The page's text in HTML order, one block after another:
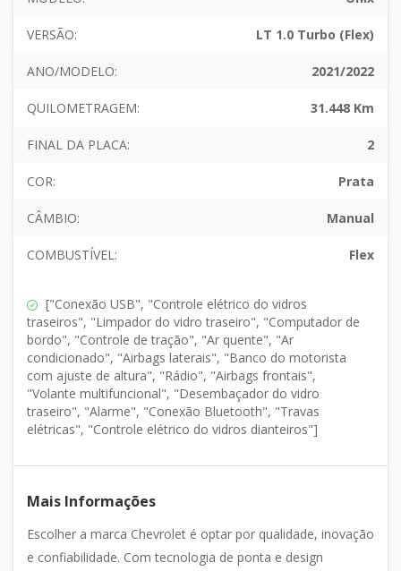
VERSÃO: LT 1.0 Turbo (Flex)
ANO/MODELO: 2021/2022
QUILOMETRAGEM: 31.448 Km
FINAL DA PLACA: 2
COR: Prata
CÂMBIO: Manual
COMBUSTÍVEL: Flex
["Conexão USB", "Controle elétrico do vidros
traseiros", "Limpador do vidro traseiro", "Computador de
bordo", "Controle de tração", "Ar quente", "Ar
condicionado", "Airbags laterais", "Banco do motorista
com ajuste de altura", "Rádio", "Airbags frontais",
"Volante multifuncional", "Desembaçador do vidro
traseiro", "Alarme", "Conexão Bluetooth", "Travas
elétricas", "Controle elétrico do vidros dianteiros"]
Mais Informações
Escolher a marca Chevrolet é optar por qualidade, inovação
e confiabilidade. Com tecnologia de ponta e design